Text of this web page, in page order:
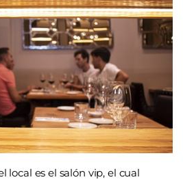
local es el salón vip, el cual